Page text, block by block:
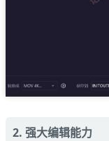
2. 强大编辑能力